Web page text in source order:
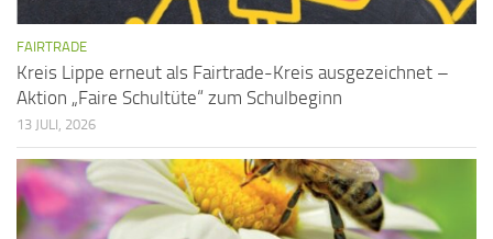
FAIRTRADE
Kreis Lippe erneut als Fairtrade-Kreis ausgezeichnet –
Aktion „Faire Schultüte“ zum Schulbeginn
13 JULI, 2026